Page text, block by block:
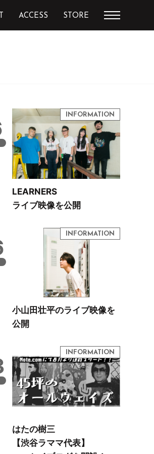
ACCESS STORE
LEARNERS
ライブ映像を公開
小山田壮平のライブ映像を
公開
はたの樹三
【渋谷ラママ代表】